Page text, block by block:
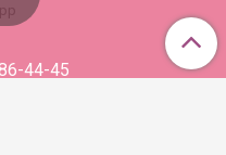
44-45